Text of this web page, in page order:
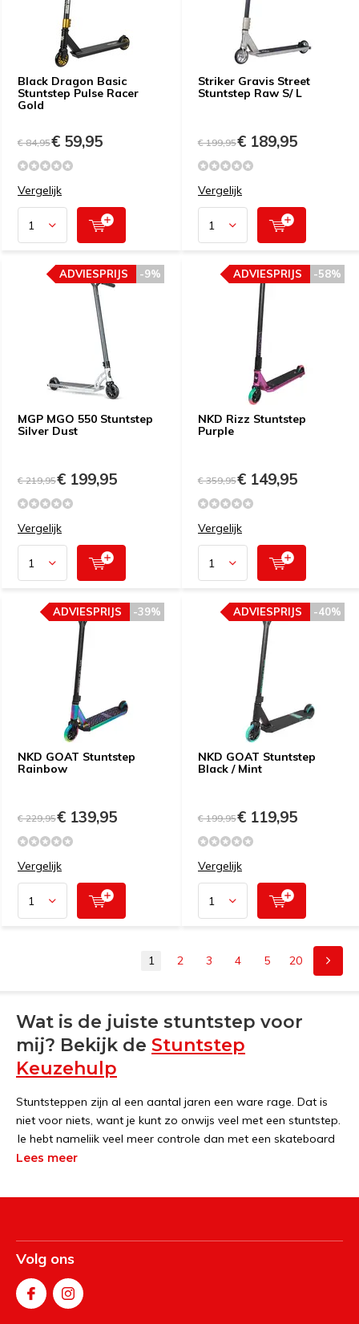
Black Dragon Basic
Stuntstep Pulse Racer
Gold
€ 84,95€ 59,95
Vergelijk
Striker Gravis Street
Stuntstep Raw S/ L
€ 199,95€ 189,95
Vergelijk
MGP MGO 550 Stuntstep
Silver Dust
-9%
ADVIESPRIJS
€ 219,95€ 199,95
Vergelijk
NKD Rizz Stuntstep
Purple
-58%
ADVIESPRIJS
€ 359,95€ 149,95
Vergelijk
NKD GOAT Stuntstep
Rainbow
-39%
ADVIESPRIJS
€ 229,95€ 139,95
Vergelijk
NKD GOAT Stuntstep
Black / Mint
-40%
ADVIESPRIJS
€ 199,95€ 119,95
Vergelijk
1 2 3 4 5 20
Wat is de juiste stuntstep voor
mij? Bekijk de Stuntstep
Keuzehulp
Stuntsteppen zijn al een aantal jaren een ware rage. Dat is
niet voor niets, want je kunt zo onwijs veel met een stuntstep.
Je hebt namelijk veel meer controle dan met een skateboard
en er zijn oneindig veel stunts mogelijk. Voor de beginners zijn
rijder moet je rekening houden met een stuntstep vanaf 150
Een stuntstep kopen
Als je op zoek bent naar een stuntstep dan ben je bij de
Lees meer
Volg ons